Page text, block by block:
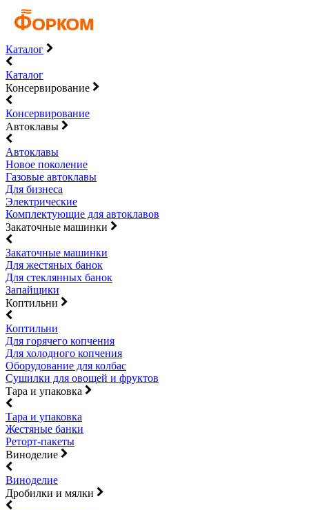
Каталог
Каталог
Консервирование
Консервирование
Автоклавы
Автоклавы
Новое поколение
Газовые автоклавы
Для бизнеса
Электрические
Комплектующие для автоклавов
Закаточные машинки
Закаточные машинки
Для жестяных банок
Для стеклянных банок
Запайщики
Коптильни
Коптильни
Для горячего копчения
Для холодного копчения
Оборудование для колбас
Сушилки для овощей и фруктов
Тара и упаковка
Тара и упаковка
Жестяные банки
Реторт-пакеты
Виноделие
Виноделие
Дробилки и мялки